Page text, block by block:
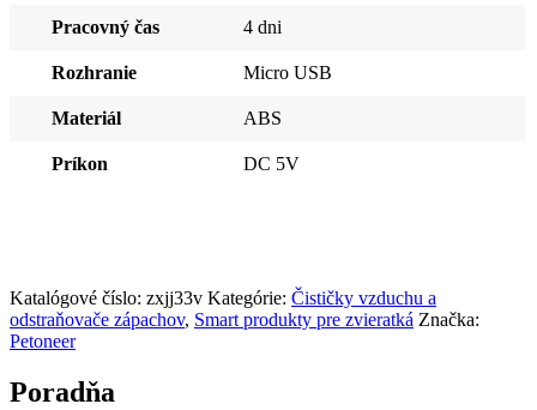
Pracovný čas 4 dni
Rozhranie Micro USB
Materiál ABS
Príkon DC 5V
Katalógové číslo: zxjj33v Kategórie: Čističky vzduchu a
odstraňovače zápachov, Smart produkty pre zvieratká Značka:
Petoneer
Poradňa